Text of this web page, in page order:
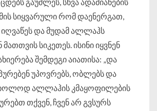
გაუძლეს, სხვა ადამიანების
სიყვარული რომ დაენერგათ,
და მუდამ ალლაჰს
სიკეთეს. ისინი იყვნენ
შემდეგი აიათისა: „და
უპოვრებს, ობლებს და
მხოლოდ ალლაჰის კმაყოფილების
თქვენ, ჩვენ არ გვსურს